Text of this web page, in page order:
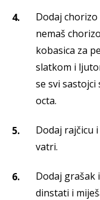
Dodaj
nemaš
kobasica za
slatkom i
se svi
octa.
Dodaj rajčicu
vatri.
Dodaj grašak
dinstati i